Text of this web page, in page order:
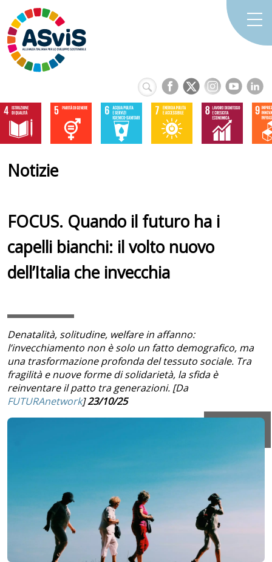
Notizie
FOCUS. Quando il futuro ha i
capelli bianchi: il volto nuovo
dell’Italia che invecchia
Denatalità, solitudine, welfare in affanno:
l’invecchiamento non è solo un fatto demografico, ma
una trasformazione profonda del tessuto sociale. Tra
fragilità e nuove forme di solidarietà, la sfida è
reinventare il patto tra generazioni. [Da
FUTURAnetwork]23/10/25